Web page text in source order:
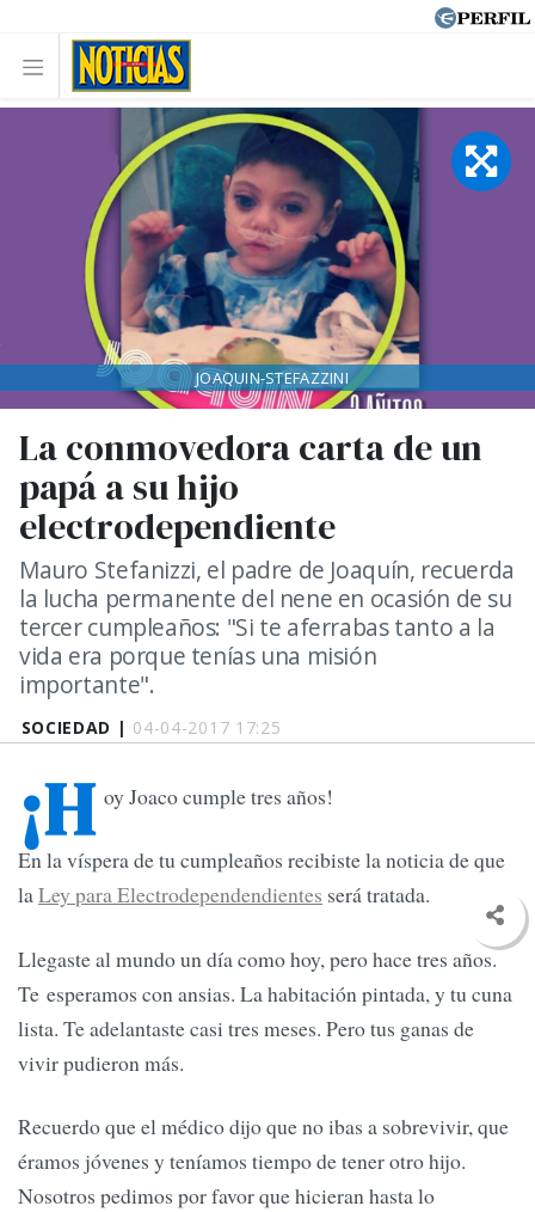
SOCIEDAD | 04-04-2017 17:25
La conmovedora carta de un
papá a su hijo
electrodependiente
Mauro Stefanizzi, el padre de Joaquín, recuerda
la lucha permanente del nene en ocasión de su
tercer cumpleaños: "Si te aferrabas tanto a la
vida era porque tenías una misión
importante".
JOAQUIN-STEFAZZINI
¡H oy Joaco cumple tres años!
En la víspera de tu cumpleaños recibiste la noticia de que
laLey para Electrodependendientes será tratada.
Llegaste al mundo un día como hoy, pero hace tres años.
Te esperamos con ansias. La habitación pintada, y tu cuna
lista. Te adelantaste casi tres meses. Pero tus ganas de
vivir pudieron más.
Recuerdo que el médico dijo que no ibas a sobrevivir, que
éramos jóvenes y teníamos tiempo de tener otro hijo.
Nosotros pedimos por favor que hicieran hasta lo